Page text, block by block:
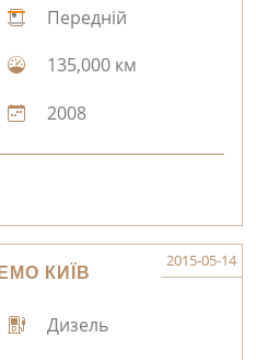
Передній
135,000 км
2008
КИЇВ
2015-05-14
Дизель